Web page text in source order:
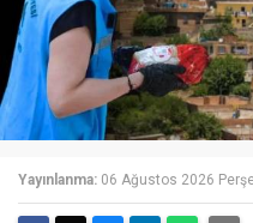
Yayınlanma: 06 Ağustos 2026